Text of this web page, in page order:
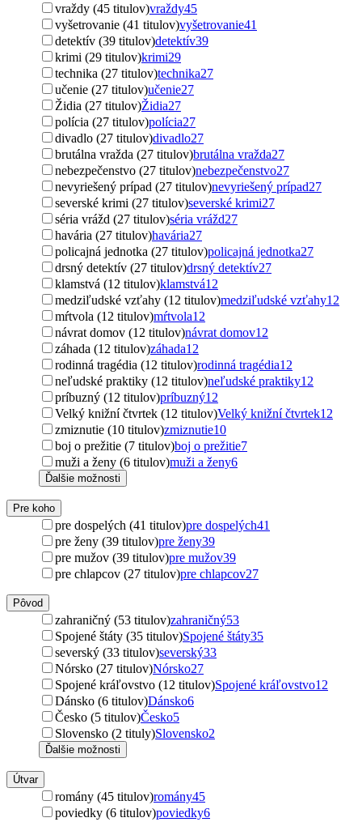
vraždy (45 titulov)vraždy45
vyšetrovanie (41 titulov)vyšetrovanie41
detektív (39 titulov)detektív39
krimi (29 titulov)krimi29
technika (27 titulov)technika27
učenie (27 titulov)učenie27
Židia (27 titulov)Židia27
polícia (27 titulov)polícia27
divadlo (27 titulov)divadlo27
brutálna vražda (27 titulov)brutálna vražda27
nebezpečenstvo (27 titulov)nebezpečenstvo27
nevyriešený prípad (27 titulov)nevyriešený prípad27
severské krimi (27 titulov)severské krimi27
séria vrážd (27 titulov)séria vrážd27
havária (27 titulov)havária27
policajná jednotka (27 titulov)policajná jednotka27
drsný detektív (27 titulov)drsný detektív27
klamstvá (12 titulov)klamstvá12
medziľudské vzťahy (12 titulov)medziľudské vzťahy12
mŕtvola (12 titulov)mŕtvola12
návrat domov (12 titulov)návrat domov12
záhada (12 titulov)záhada12
rodinná tragédia (12 titulov)rodinná tragédia12
neľudské praktiky (12 titulov)neľudské praktiky12
príbuzný (12 titulov)príbuzný12
Velký knižní čtvrtek (12 titulov)Velký knižní čtvrtek12
zmiznutie (10 titulov)zmiznutie10
boj o prežitie (7 titulov)boj o prežitie7
muži a ženy (6 titulov)muži a ženy6
Ďalšie možnosti
Pre koho
pre dospelých (41 titulov)pre dospelých41
pre ženy (39 titulov)pre ženy39
pre mužov (39 titulov)pre mužov39
pre chlapcov (27 titulov)pre chlapcov27
Pôvod
zahraničný (53 titulov)zahraničný53
Spojené štáty (35 titulov)Spojené štáty35
severský (33 titulov)severský33
Nórsko (27 titulov)Nórsko27
Spojené kráľovstvo (12 titulov)Spojené kráľovstvo12
Dánsko (6 titulov)Dánsko6
Česko (5 titulov)Česko5
Slovensko (2 tituly)Slovensko2
Ďalšie možnosti
Útvar
romány (45 titulov)romány45
poviedky (6 titulov)poviedky6